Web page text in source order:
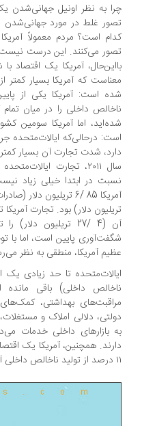
به نظر اونیل جهانی‌شدن یک
غلط در مورد جهانی‌شدن را به
است؟ مردم معمولاً آمریکا را
می‌کنند. این درست نیست.
آمریکا یک اقتصاد با
که آمریکا بسیار کمتر از
است: آمریکا یکی از
داخلی را در میان تمام
اما آمریکا سومین کشور
درحالی‌که ایالات‌متحده
شدت تجارت آن بسیار کمتر از
سال ۲۰۱۱، تجارت
دلار) بود. تجارت آمریکا تنها
آن (4 /27 تریلیون دلار) را
پایین است، اما با توجه به
آمریکا، منطقی به نظر می‌رسد.
داخلی) باقی مانده است.
بهداشتی، کمک‌های
دلالی املاک و مستغلات،
بازارهای داخلی خدمات می‌دهند
همچنین، آمریکا یک اقتصاد